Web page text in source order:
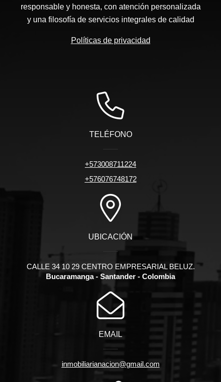
responsable y honesta, con atención personalizada
y una filosofía de servicios integrales de calidad
Políticas de privacidad
TELÉFONO
+573008711224
+576076748172
UBICACIÓN
CALLE 34 10 29 CENTRO EMPRESARIAL BELUZ.
Bucaramanga - Santander - Colombia
EMAIL
inmobiliarianacion@gmail.com